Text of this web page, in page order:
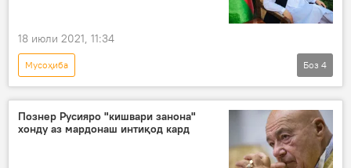
18 июли 2021, 11:34
Мусоҳиба
Марзи Тоҷикистону Афғонистон: ҳоло чӣ рух дода истодааст?
Афғонистон
Толибон
Осиёи Марказӣ
Боз 4
Познер Русияро "кишвари занона"
хонду аз мардонаш интиқод кард